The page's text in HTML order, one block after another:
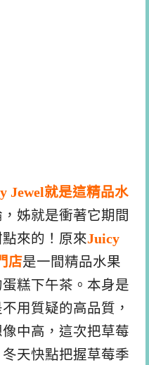
Jewel就是這精品水
姊就是衝著它期間
來的！原來Juicy
店是一間精品水果
糕下午茶。本身是
用質疑的高品質，
中高，這次把草莓
天快點把握草莓季